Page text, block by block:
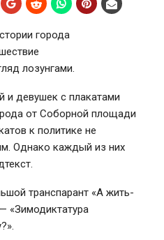
города
лозунгами.
девушек с плакатами
от Соборной площади
к политике не
Однако каждый из них
транспарант «А жить-
«Зимодиктатура